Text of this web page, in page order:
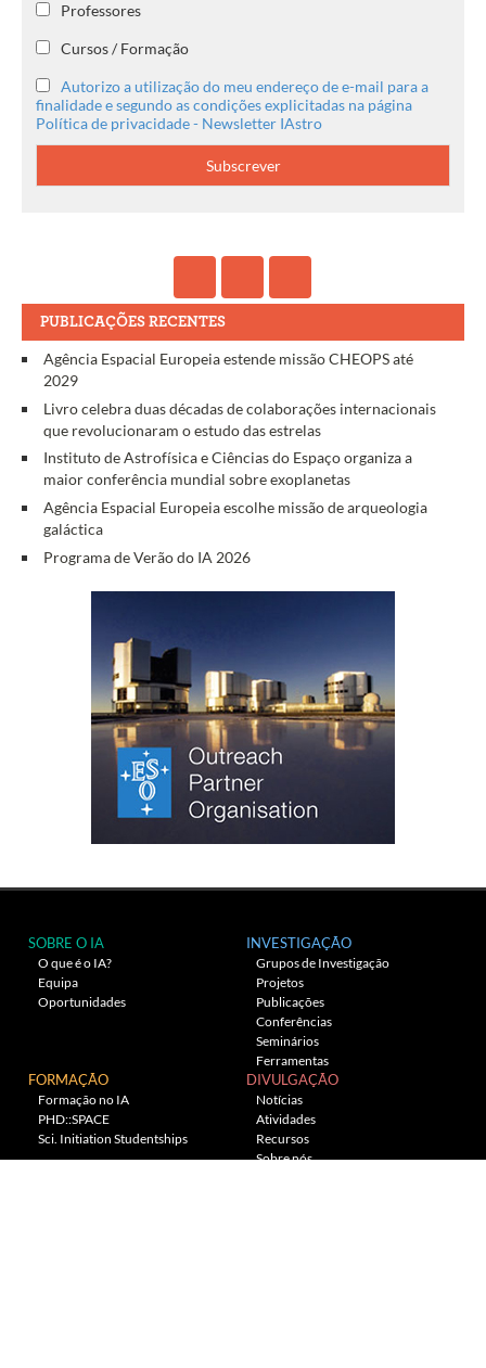
Professores
Cursos / Formação
Autorizo a utilização do meu endereço de e-mail para a
finalidade e segundo as condições explicitadas na página
Política de privacidade - Newsletter IAstro
PUBLICAÇÕES RECENTES
Agência Espacial Europeia estende missão CHEOPS até
2029
Livro celebra duas décadas de colaborações internacionais
que revolucionaram o estudo das estrelas
Instituto de Astrofísica e Ciências do Espaço organiza a
maior conferência mundial sobre exoplanetas
Agência Espacial Europeia escolhe missão de arqueologia
galáctica
Programa de Verão do IA 2026
SOBRE O IA
O que é o IA?
Equipa
Oportunidades
INVESTIGAÇÃO
Grupos de Investigação
Projetos
Publicações
Conferências
Seminários
Ferramentas
FORMAÇÃO
Formação no IA
PHD::SPACE
Sci. Initiation Studentships
DIVULGAÇÃO
Notícias
Atividades
Recursos
Sobre nós